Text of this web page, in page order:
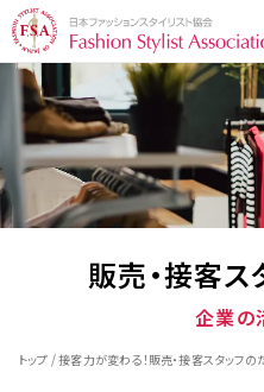
Styling Map（スタイリングマップ
Styling Map（スタイリングマ
スタイリング診断 men's
スタイリング診断 women's
テストチェック・コミュニケー
Styling Map検定・検定プログラ
Styling Map検定・検定プログ
検定プログラムについて
販売・接客スタッフの方向け
Styling Map 認定校について
販売・接客ス
企業の
トップ /接客力が変わる！販売・接客スタッフ